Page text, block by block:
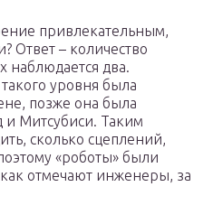
привлекательным,
Ответ – количество
наблюдается два.
уровня была
позже она была
Митсубиси. Таким
сколько сцеплений,
«роботы» были
отмечают инженеры, за